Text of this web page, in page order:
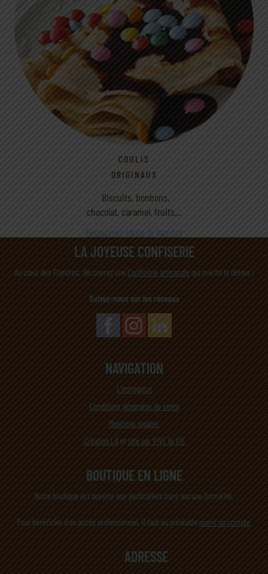
COULIS
ORIGINAUX
Biscuits, bonbons,
chocolat, caramel, fruits…
Découvrez toute la gamme
LA JOYEUSE CONFISERIE
Au cœur des Flandres, découvrez une Confiserie artisanale qui mérite le détour !
Suivez-nous sur les réseaux
NAVIGATION
L'entreprise
Conditions générales de vente
Mentions légales
Création LÀet site par VIVE la VIE
BOUTIQUE EN LIGNE
Notre boutique est ouverte aux particuliers sans aucune formalité.
Pour bénéficier d'un accès professionnel, il faut au préalable ouvrir un compte.
ADRESSE